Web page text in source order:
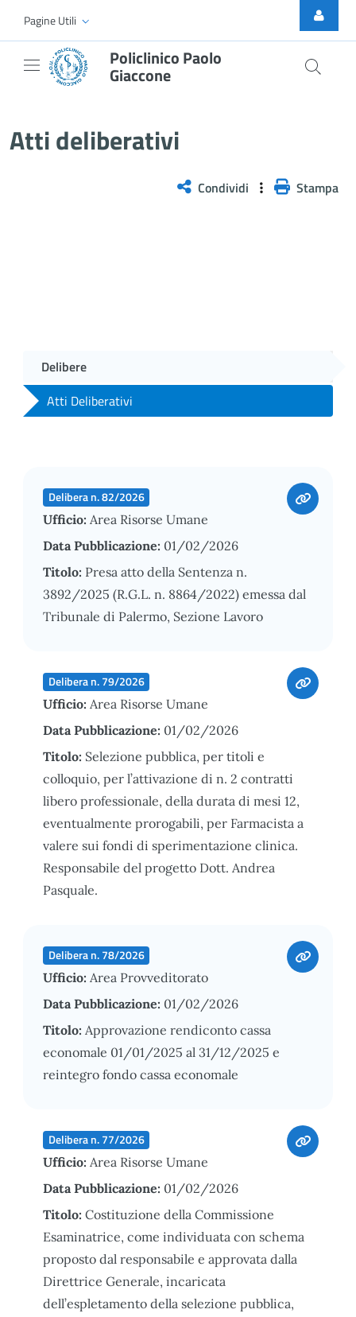
Skip to Main Content
Pagine Utili
Policlinico Paolo
Giaccone
Atti deliberativi
Condividi Stampa
Delibere
Atti Deliberativi
Delibera n. 82/2026
Ufficio: Area Risorse Umane
Data Pubblicazione: 01/02/2026
Titolo: Presa atto della Sentenza n.
3892/2025 (R.G.L. n. 8864/2022) emessa dal
Tribunale di Palermo, Sezione Lavoro
Delibera n. 79/2026
Ufficio: Area Risorse Umane
Data Pubblicazione: 01/02/2026
Titolo: Selezione pubblica, per titoli e
colloquio, per l’attivazione di n. 2 contratti
libero professionale, della durata di mesi 12,
eventualmente prorogabili, per Farmacista a
valere sui fondi di sperimentazione clinica.
Responsabile del progetto Dott. Andrea
Pasquale.
Delibera n. 78/2026
Ufficio: Area Provveditorato
Data Pubblicazione: 01/02/2026
Titolo: Approvazione rendiconto cassa
economale 01/01/2025 al 31/12/2025 e
reintegro fondo cassa economale
Delibera n. 77/2026
Ufficio: Area Risorse Umane
Data Pubblicazione: 01/02/2026
Titolo: Costituzione della Commissione
Esaminatrice, come individuata con schema
proposto dal responsabile e approvata dalla
Direttrice Generale, incaricata
dell’espletamento della selezione pubblica,